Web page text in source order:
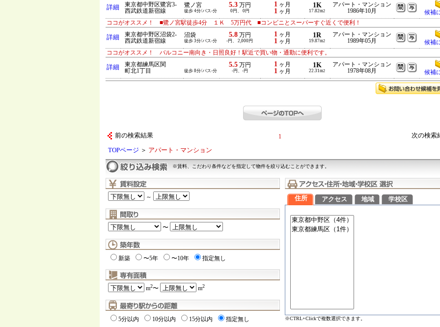
詳細
東京都中野区鷺宮3-
西武鉄道新宿線
鷺ノ宮
徒歩 4分/バス-分
5.3万円
0円、 0円
1 ヶ月
1 ヶ月
1K
17.82m2
アパート・マンション
1986年10月
候補
ココがオススメ！ ■鷺ノ宮駅徒歩4分 １Ｋ 5万円代 ■コンビニとスーパーすぐ近くで便利！
詳細
東京都中野区沼袋2-
西武鉄道新宿線
沼袋
徒歩 3分/バス-分
5.8万円
-円、 2,000円
1 ヶ月
1 ヶ月
1R
19.87m2
アパート・マンション
1989年05月
候補
ココがオススメ！ バルコニー南向き・日照良好！駅近で買い物・通勤に便利です。
詳細
東京都練馬区関
町北1丁目
徒歩 8分/バス-分
5.5万円
-円、-円
1 ヶ月
1 ヶ月
1K
22.31m2
アパート・マンション
1978年08月
候補
前の検索結果 1 次の検
TOPページ ＞ アパート・マンション
※賃料、こだわり条件などを指定して物件を絞り込むことができます。
～
〜
新築 〜5年 〜10年 指定無し
m2〜 m2
5分以内 10分以内 15分以内 指定無し
住所 アクセス 地域 学校区
※CTRL+Clickで複数選択できます。